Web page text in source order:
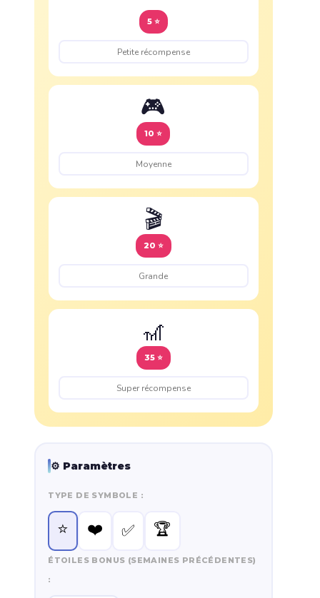
5 ⭐
🎮
10 ⭐
🎬
20 ⭐
🎢
35 ⭐
⚙️ Paramètres
TYPE DE SYMBOLE :
⭐ ❤️ ✅ 🏆
ÉTOILES BONUS (SEMAINES PRÉCÉDENTES)
: